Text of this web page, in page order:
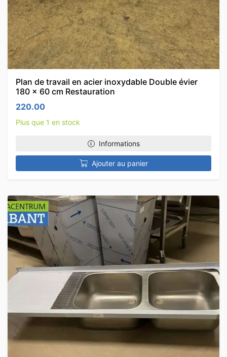
Plan de travail en acier inoxydable Double évier
180 x 60 cm Restauration
220.00
Plus que 1 en stock
Informations
Ajouter au panier